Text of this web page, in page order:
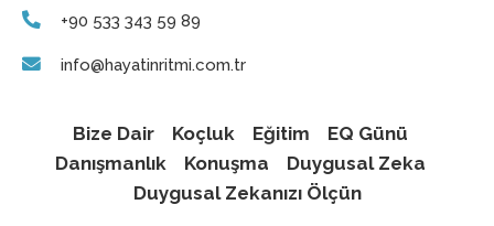
+90 533 343 59 89
info@hayatinritmi.com.tr
Bize Dair Koçluk Eğitim
EQ Günü
Danışmanlık
Konuşma
Duygusal Zeka
Duygusal Zekanızı Ölçün